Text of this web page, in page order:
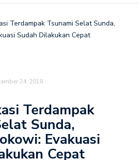
Terdampak Tsunami Selat Sunda,
Sudah Dilakukan Cepat
24, 2018
Terdampak
Sunda,
Evakuasi
Cepat